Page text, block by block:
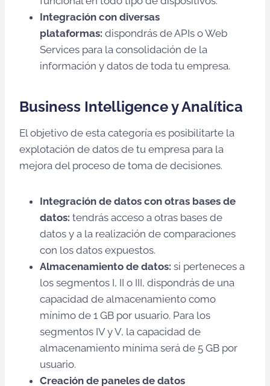
Integración con diversas
plataformas: dispondrás de APIs o Web
Services para la consolidación de la
información y datos de toda tu empresa.
Business Intelligence y Analítica
El objetivo de esta categoría es posibilitarte la
explotación de datos de tu empresa para la
mejora del proceso de toma de decisiones.
Integración de datos con otras bases de
datos: tendrás acceso a otras bases de
datos y a la realización de comparaciones
con los datos expuestos.
Almacenamiento de datos: si perteneces a
los segmentos I, II o III, dispondrás de una
capacidad de almacenamiento como
mínimo de 1 GB por usuario. Para los
segmentos IV y V, la capacidad de
almacenamiento mínima será de 5 GB por
usuario.
Creación de paneles de datos